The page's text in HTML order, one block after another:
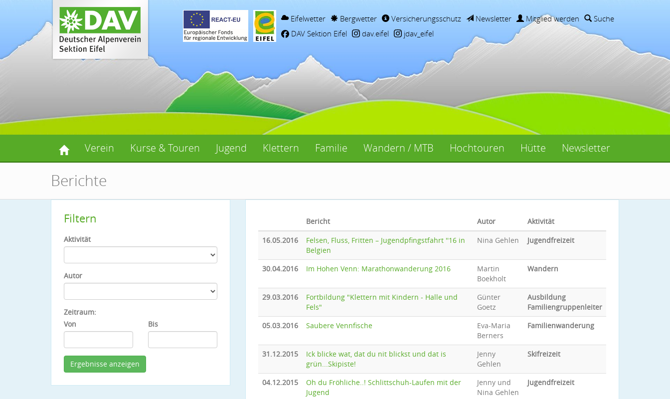
Eifelwetter Bergwetter Versicherungsschutz Newsletter Mitglied werden
Suche
DAV Sektion Eifel
dav.eifel jdav_eifel
Verein Kurse & Touren Jugend Klettern Familie Wandern / MTB Hochtouren Hütte Newsletter
Berichte
Filtern
Aktivität
Autor
Zeitraum:
Von
Bis
Bericht Autor
Aktivität
16.05.2016
Felsen, Fluss, Fritten – Jugendpfingstfahrt ''16 in
Belgien
Nina Gehlen Jugendfreizeit
30.04.2016 Im Hohen Venn: Marathonwanderung 2016
Martin
Boekholt
Wandern
29.03.2016
Fortbildung "Klettern mit Kindern - Halle und
Fels"
Günter
Goetz
Ausbildung
Familiengruppenleiter
05.03.2016
Saubere Vennfische
Eva-Maria
Berners
Familienwanderung
31.12.2015
Ick blicke wat, dat du nit blickst und dat is
grün...Skipiste!
Jenny
Gehlen
Skifreizeit
04.12.2015
Oh du Fröhliche..! Schlittschuh-Laufen mit der
Jugend
Jenny und
Nina Gehlen
Jugendfreizeit